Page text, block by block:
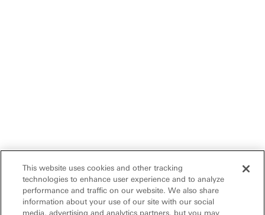
This website uses cookies and other tracking
technologies to enhance user experience and to analyze
performance and traffic on our website. We also share
information about your use of our site with our social
media, advertising and analytics partners, but you may